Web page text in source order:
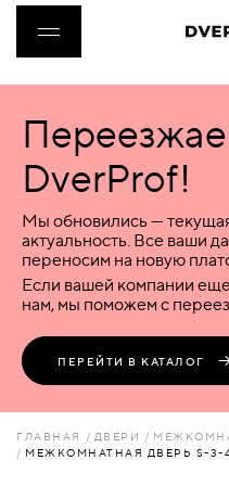
ДВЕРИ
ФУРНИТУРА
ВОРОТА
ПЕРЕГОРОДКИ
DverProf!
Мы обновились —
актуальность. Все ваши
переносим на новую
Если вашей компании
нам, мы поможем с
ПЕРЕЙТИ В КАТАЛОГ
ГЛАВНАЯ ДВЕРИ
МЕЖКОМНАТНАЯ ДВЕРЬ S-3-